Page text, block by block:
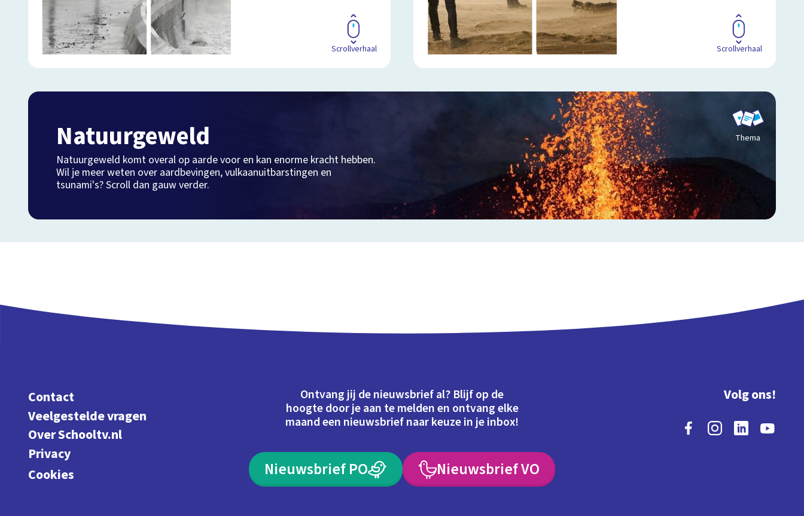
Scrollverhaal Scrollverhaal
Natuurgeweld
Natuurgeweld komt overal op aarde voor en kan enorme kracht hebben.
Wil je meer weten over aardbevingen, vulkaanuitbarstingen en
tsunami's? Scroll dan gauw verder.
Thema
Contact
Veelgestelde vragen
Over Schooltv.nl
Privacy
Cookies
Ontvang jij de nieuwsbrief al? Blijf op de
hoogte door je aan te melden en ontvang elke
maand een nieuwsbrief naar keuze in je inbox!
Nieuwsbrief PO Nieuwsbrief VO
Volg ons!